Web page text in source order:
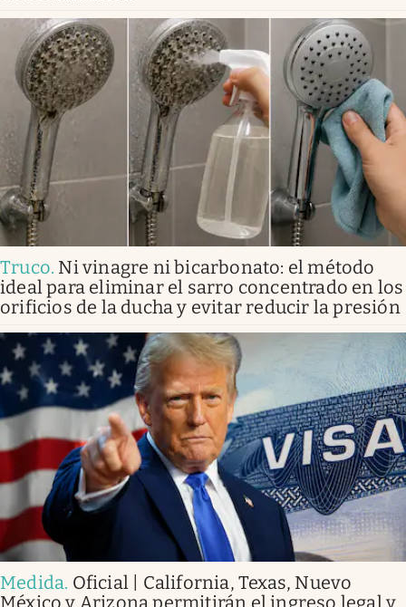
Truco. Ni vinagre ni bicarbonato: el método
ideal para eliminar el sarro concentrado en los
orificios de la ducha y evitar reducir la presión
Medida. Oficial | California, Texas, Nuevo
México y Arizona permitirán el ingreso legal y